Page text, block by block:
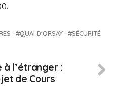
QUAI D'ORSAY SÉCURITÉ
à l’étranger :
de Cours